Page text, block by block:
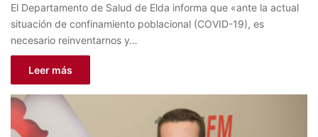
El Departamento de Salud de Elda informa que «ante la actual
situación de confinamiento poblacional (COVID-19), es
necesario reinventarnos y…
Leer más